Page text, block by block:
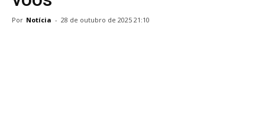
Por Notícia - 28 de outubro de 2025 21:10